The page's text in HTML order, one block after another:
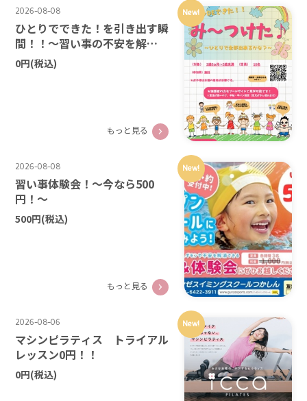
New!
2026-08-08
ひとりでできた！を引き出す瞬
間！！～習い事の不安を解
消！！～
0円(税込)
もっと見る
New!
2026-08-08
習い事体験会！～今なら500
円！～
500円(税込)
もっと見る
New!
2026-08-06
マシンピラティス トライアル
レッスン0円！！
0円(税込)